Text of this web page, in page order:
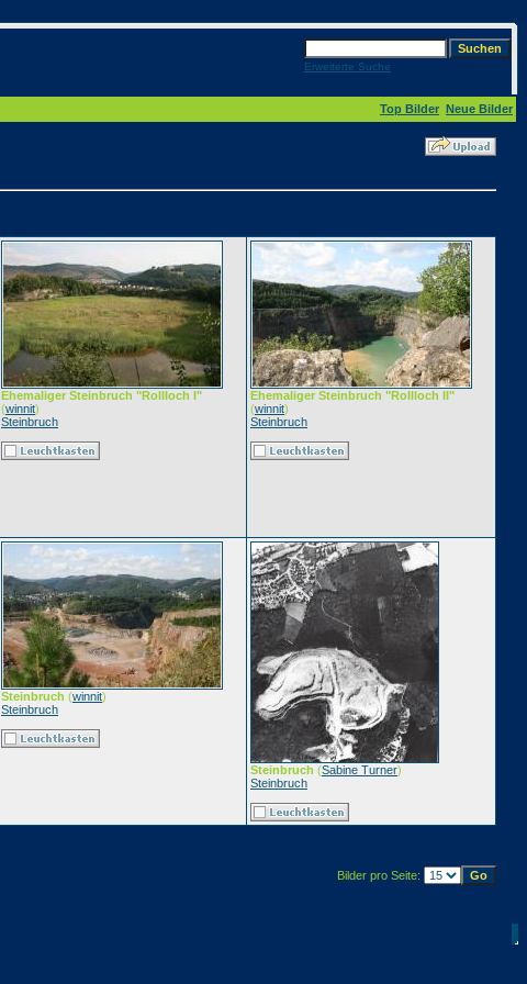
Erweiterte Suche
Top Bilder Neue Bilder
Ehemaliger Steinbruch "Rollloch I"
(winnit)
Steinbruch
Ehemaliger Steinbruch "Rollloch II"
(winnit)
Steinbruch
Steinbruch (winnit)
Steinbruch
Steinbruch (Sabine Turner)
Steinbruch
Bilder pro Seite: